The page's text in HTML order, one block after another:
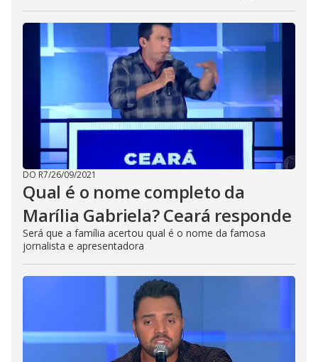
DO R7/26/09/2021
Qual é o nome completo da
Marília Gabriela? Ceará responde
Será que a família acertou qual é o nome da famosa
jornalista e apresentadora